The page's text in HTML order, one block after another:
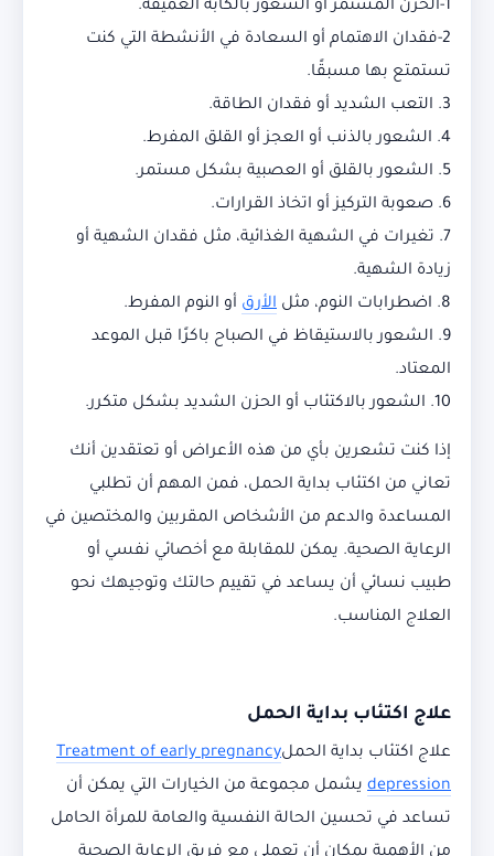
1-الحزن المستمر أو الشعور بالكآبة العميقة.
2-فقدان الاهتمام أو السعادة في الأنشطة التي كنت
تستمتع بها مسبقًا.
3. التعب الشديد أو فقدان الطاقة.
4. الشعور بالذنب أو العجز أو القلق المفرط.
5. الشعور بالقلق أو العصبية بشكل مستمر.
6. صعوبة التركيز أو اتخاذ القرارات.
7. تغيرات في الشهية الغذائية، مثل فقدان الشهية أو
زيادة الشهية.
8. اضطرابات النوم، مثل
الأرق أو النوم المفرط.
9. الشعور بالاستيقاظ في الصباح باكرًا قبل الموعد
المعتاد.
10. الشعور بالاكتئاب أو الحزن الشديد بشكل متكرر.
إذا كنت تشعرين بأي من هذه الأعراض أو تعتقدين أنك
تعاني من اكتئاب بداية الحمل، فمن المهم أن تطلبي
المساعدة والدعم من الأشخاص المقربين والمختصين في
الرعاية الصحية. يمكن للمقابلة مع أخصائي نفسي أو
طبيب نسائي أن يساعد في تقييم حالتك وتوجيهك نحو
العلاج المناسب.
علاج اكتئاب بداية الحمل
علاج اكتئاب بداية الحملTreatment of early pregnancy
depression يشمل مجموعة من الخيارات التي يمكن أن
تساعد في تحسين الحالة النفسية والعامة للمرأة الحامل